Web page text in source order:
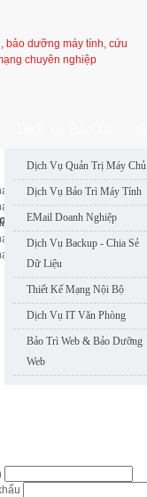
Dịch Vụ Quản Trị Máy Chủ
Dịch Vụ Bảo Trì Máy Tính
EMail Doanh Nghiệp
Dịch Vụ Backup - Chia Sẻ
Dữ Liệu
Thiết Kế Mạng Nội Bộ
Dịch Vụ IT Văn Phòng
Bảo Trì Web & Bảo Dưỡng
Web
user với ID: 50
user với ID: 49
user với ID: 46
user với ID: 48
user với ID: 47
Nhanh